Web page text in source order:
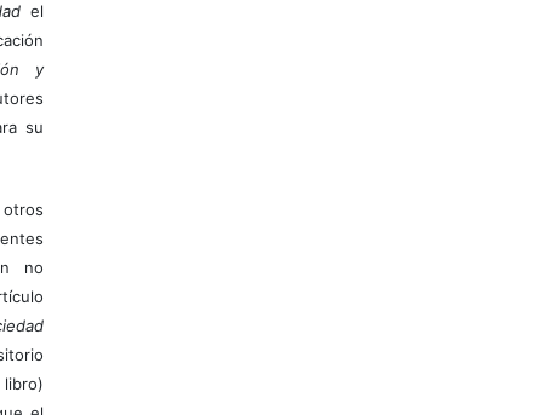
el
y
su
no